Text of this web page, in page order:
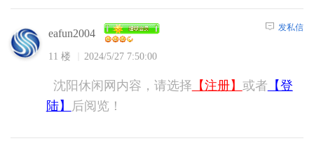
eafun2004
11 楼 2024/5/27 7:50:00
发私信
沈阳休闲网内容，请选择 【注册】 或者 【登
陆】
后阅览！